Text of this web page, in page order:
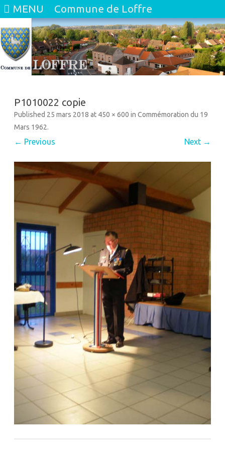
MENU Commune de Loffre
P1010022 copie
Published 25 mars 2018 at 450 × 600 in Commémoration du 19
Mars 1962.
← Previous Next →